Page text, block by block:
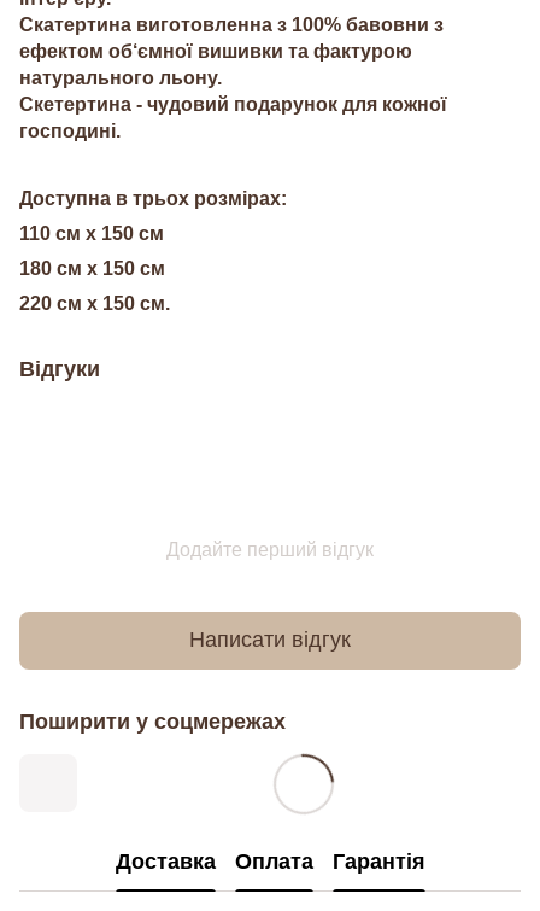
Скатертина виготовленна з 100% бавовни з
ефектом об‘ємної вишивки та фактурою
натурального льону.
Скетертина - чудовий подарунок для кожної
господині.
Доступна в трьох розмірах:
110 см х 150 см
180 см х 150 см
220 см х 150 см.
Відгуки
Додайте перший відгук
Написати відгук
Поширити у соцмережах
Доставка Оплата Гарантія